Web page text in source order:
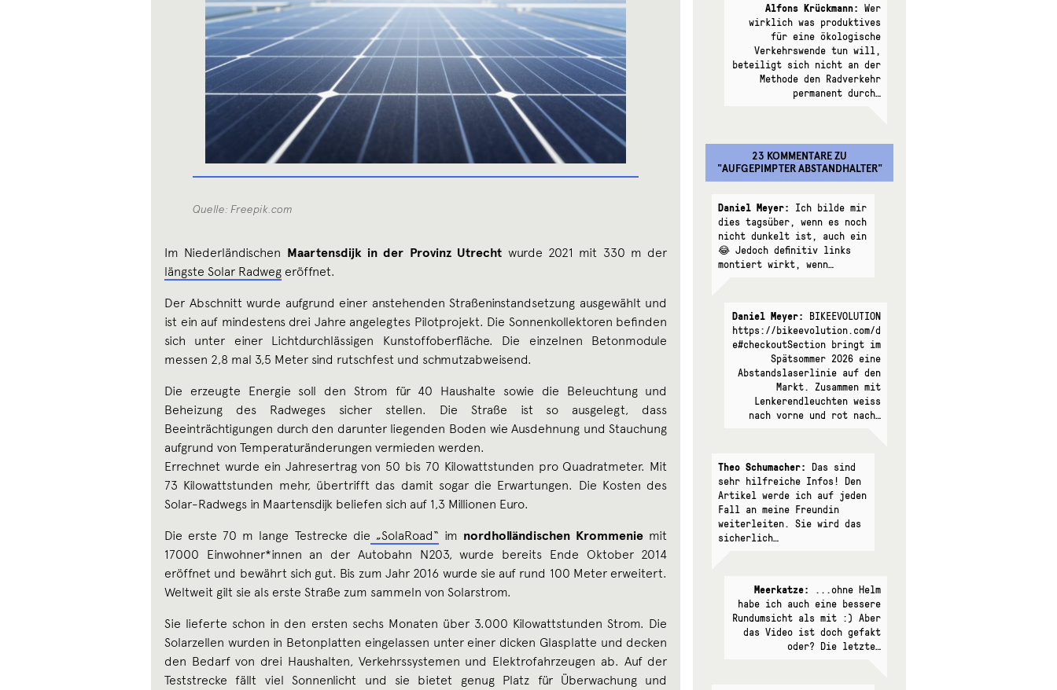
Quelle: Freepik.com
Im Niederländischen Maartensdijk in der Provinz Utrecht wurde 2021 mit 330 m der
längste Solar Radweg eröffnet.
Der Abschnitt wurde aufgrund einer anstehenden Straßeninstandsetzung ausgewählt und
ist ein auf mindestens drei Jahre angelegtes Pilotprojekt. Die Sonnenkollektoren befinden
sich unter einer Lichtdurchlässigen Kunstoffoberfläche. Die einzelnen Betonmodule
messen 2,8 mal 3,5 Meter sind rutschfest und schmutzabweisend.
Die erzeugte Energie soll den Strom für 40 Haushalte sowie die Beleuchtung und
Beheizung des Radweges sicher stellen. Die Straße ist so ausgelegt, dass
Beeinträchtigungen durch den darunter liegenden Boden wie Ausdehnung und Stauchung
aufgrund von Temperaturänderungen vermieden werden.
Errechnet wurde ein Jahresertrag von 50 bis 70 Kilowattstunden pro Quadratmeter. Mit
73 Kilowattstunden mehr, übertrifft das damit sogar die Erwartungen. Die Kosten des
Solar-Radwegs in Maartensdijk beliefen sich auf 1,3 Millionen Euro.
Die erste 70 m lange Testrecke die „SolaRoad“ im nordholländischen Krommenie mit
17000 Einwohner*innen an der Autobahn N203, wurde bereits Ende Oktober 2014
eröffnet und bewährt sich gut. Bis zum Jahr 2016 wurde sie auf rund 100 Meter erweitert.
Weltweit gilt sie als erste Straße zum sammeln von Solarstrom.
Sie lieferte schon in den ersten sechs Monaten über 3.000 Kilowattstunden Strom. Die
Solarzellen wurden in Betonplatten eingelassen unter einer dicken Glasplatte und decken
den Bedarf von drei Haushalten, Verkehrssystemen und Elektrofahrzeugen ab. Auf der
Teststrecke fällt viel Sonnenlicht und sie bietet genug Platz für Überwachung und
Alfons Krückmann: Wer
wirklich was produktives
für eine ökologische
Verkehrswende tun will,
beteiligt sich nicht an der
Methode den Radverkehr
permanent durch…
23 KOMMENTAREZU
"AUFGEPIMPTER ABSTANDHALTER"
Daniel Meyer: Ich bilde mir
dies tagsüber, wenn es noch
nicht dunkelt ist, auch ein
😂 Jedoch definitiv links
montiert wirkt, wenn…
Daniel Meyer: BIKEEVOLUTION
https://bikeevolution.com/d
e#checkoutSection bringt im
Spätsommer 2026 eine
Abstandslaserlinie auf den
Markt. Zusammen mit
Lenkerendleuchten weiss
nach vorne und rot nach…
Theo Schumacher: Das sind
sehr hilfreiche Infos! Den
Artikel werde ich auf jeden
Fall an meine Freundin
weiterleiten. Sie wird das
sicherlich…
Meerkatze:
...ohne Helm
habe ich auch eine bessere
Rundumsicht als mit :) Aber
das Video ist doch gefakt
oder? Die letzte…